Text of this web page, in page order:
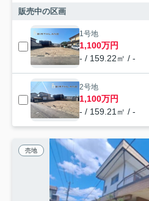
販売中の区画
1号地
1,100万円
- / 159.22㎡ / -
2号地
1,100万円
- / 159.21㎡ / -
売地